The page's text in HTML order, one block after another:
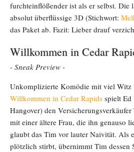
furchteinflößender ist als er selbst. Die
absolut überflüssige 3D (Stichwort:
das Paket ab. Fazit: Lieber drauf
Willkommen in Cedar
- Sneak Preview -
Unkomplizierte Komödie mit viel Witz
Willkommen in Cedar Rapids spielt Ed
Hangover) den
mit einer ältere Frau, die ihn genauso
glaubt das Tim vor lauter Naivität. Als
plötzlich stirbt, übernimmt Tim dessen